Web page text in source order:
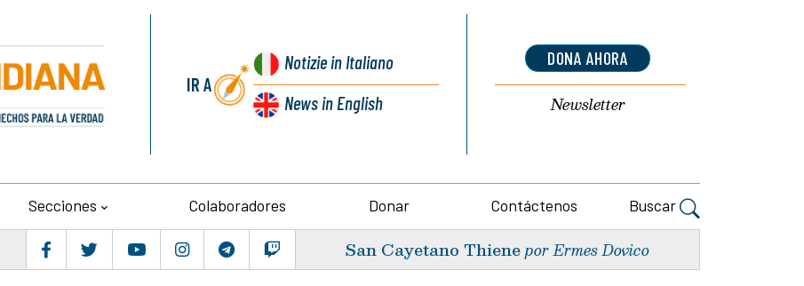
IR A
Notiziein Italiano
News in English
DONA AHORA
Newsletter
Secciones Colaboradores Donar Contáctenos Buscar
San Cayetano Thienepor Ermes Dovico